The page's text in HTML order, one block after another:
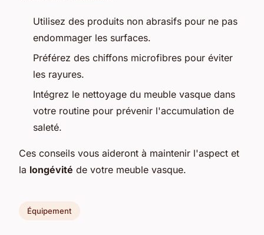
Utilisez des produits non abrasifs pour ne pas
endommager les surfaces.
Préférez des chiffons microfibres pour éviter
les rayures.
Intégrez le nettoyage du meuble vasque dans
votre routine pour prévenir l'accumulation de
saleté.
Ces conseils vous aideront à maintenir l'aspect et
la longévité de votre meuble vasque.
Équipement